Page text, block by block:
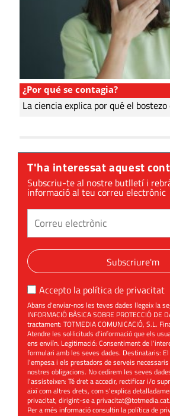
¿Por qué se contagia?
La ciencia explica por qué el
T'ha interessat aquest
Subscriu-te al nostre butlletí i
informació al teu correu electrònic
Subscriure'm
Accepto la política de privacitat
Abans d'enviar-nos les teves dades llegeix la
INFORMACIÓ BÀSICA SOBRE PROTECCIÓ DE
tractament: TOTMEDIA COMUNICACIÓ, S.L.
Atendre les sol·licituds d'informació que els
ens enviïn. Legitimació: Consentiment de
formulari amb les seves dades. Destinataris:
l'empesa i els prestadors de serveis
nostres obligacions. No cedirem les seves
l'assisteixen: Té dret a accedir, rectificar i/o
així com altres drets, com s'explica
privacitat, dirigint-se aprivacitat@totmedia.cat
Per a més informació consultin lapolítica de